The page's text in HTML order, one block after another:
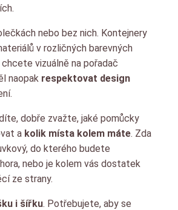
nebo bez nich. Kontejnery
v rozličných barevných
vizuálně na pořadač
naopak respektovat design
dobře zvažte, jaké pomůcky
a kolik místa kolem máte. Zda
do kterého budete
nebo je kolem vás dostatek
ze strany.
i šířku. Potřebujete, aby se